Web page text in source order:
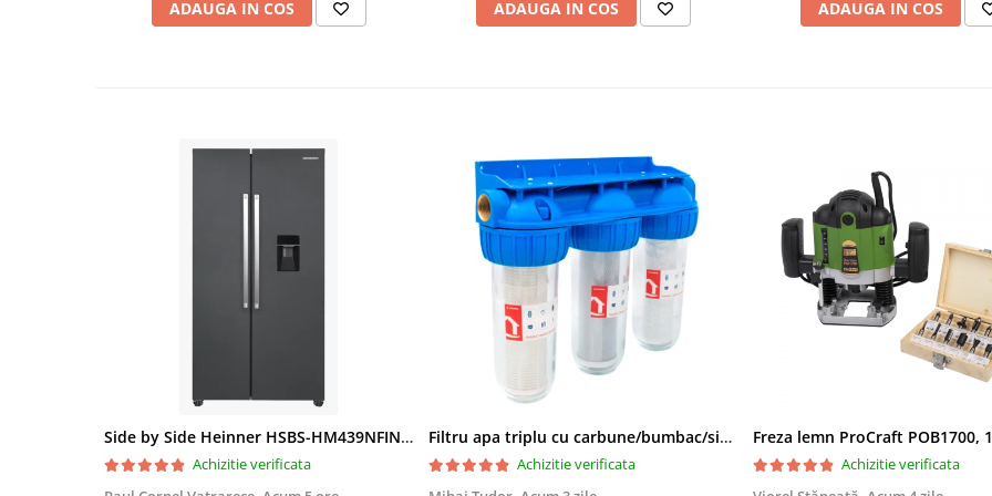
ADAUGA IN COS ADAUGA IN COS ADAUGA IN COS
Side by Side Heinner HSBS-HM439NFINVDGWDE++, Total No Frost, Compresor Inverter, Dozator Apa, Display Touch LED, 439 L, Clasa E, Gri Antracit Texturat
Achizitie verificata
Filtru apa triplu cu carbune/bumbac/sita 3x3/4"*10
Achizitie verificata
Achizitie verificata